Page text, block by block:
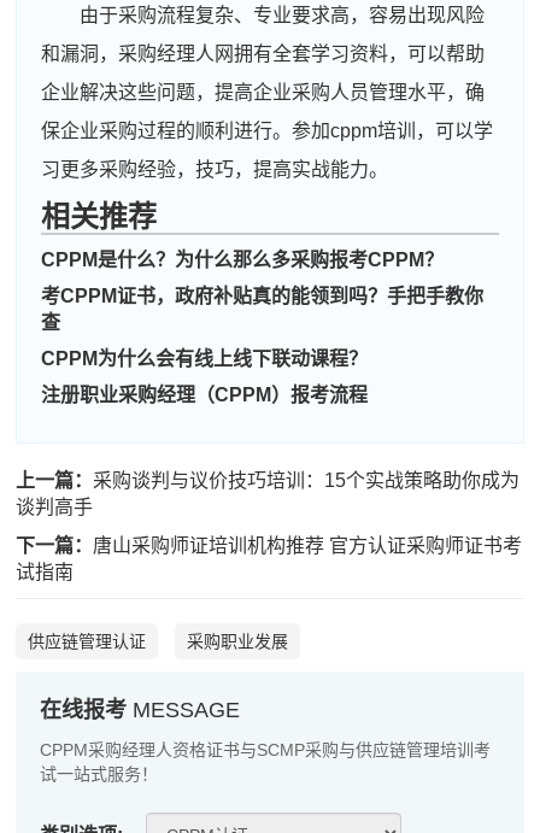
由于采购流程复杂、专业要求高，容易出现风险
和漏洞，采购经理人网拥有全套学习资料，可以帮助
企业解决这些问题，提高企业采购人员管理水平，确
保企业采购过程的顺利进行。参加cppm培训，可以学
习更多采购经验，技巧，提高实战能力。
相关推荐
CPPM是什么？为什么那么多采购报考CPPM？
考CPPM证书，政府补贴真的能领到吗？手把手教你
查
CPPM为什么会有线上线下联动课程？
注册职业采购经理（CPPM）报考流程
上一篇： 采购谈判与议价技巧培训：15个实战策略助你成为
谈判高手
下一篇： 唐山采购师证培训机构推荐 官方认证采购师证书考
试指南
供应链管理认证 采购职业发展
在线报考 MESSAGE
CPPM采购经理人资格证书与SCMP采购与供应链管理培训考
试一站式服务！
周**
刘** 181****2204 2026-08-08
高** 189****4997 2026-08-07
李** 186****4360 2026-08-07
孔** 189****6528
越*
133****1827 2026-08-06